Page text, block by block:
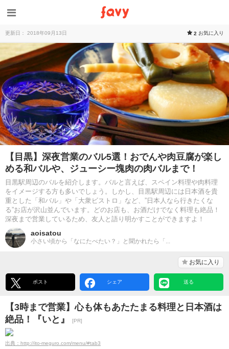
更新日： 2018年09月13日 2 お気に入り
【目黒】深夜営業のバル5選！おでんや肉豆腐が楽し
める和バルや、ジューシー塊肉の肉バルまで！
目黒駅周辺のバルを紹介します。バルと言えば、スペイン料理や肉料理
をイメージする方も多いでしょう。しかし、目黒駅周辺には日本酒を貴
重とした「和バル」や「大衆ビストロ」など、”日本人なら行きたくな
る”お店が沢山並んでいます。どのお店も、お酒だけでなく料理も絶品！
深夜まで営業しているため、友人と語り明かすことができますよ！
aoisatou
小さい頃から「なにたべたい？」と聞かれたら「...
お気に入り
ポスト シェア 送る
【3時まで営業】心も体もあたたまる料理と日本酒は
絶品！『いと』
[PR]
出典：http://ito-meguro.com/menu/#tab3